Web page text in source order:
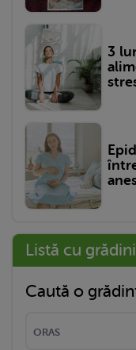
3
Listă cu
Caută o